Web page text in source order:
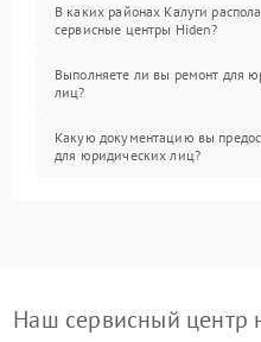
В каких районах Калуги
сервисные центры Hiden?
Выполняете ли вы ремонт для
лиц?
Какую документацию вы
для юридических лиц?
Наш сервисный центр